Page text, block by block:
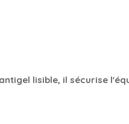
lisible, il sécurise